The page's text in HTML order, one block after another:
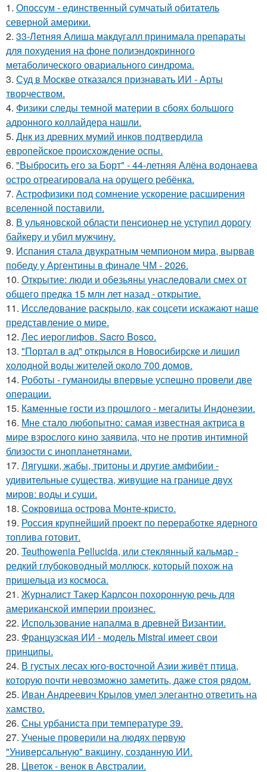
1. Опоссум - единственный сумчатый обитатель
северной америки.
2. 33-Летняя Алиша макдугалл принимала препараты
для похудения на фоне полиэндокринного
метаболического овариального синдрома.
3. Суд в Москве отказался признавать ИИ - Арты
творчеством.
4. Физики следы темной материи в сбоях большого
адронного коллайдера нашли.
5. Днк из древних мумий инков подтвердила
европейское происхождение оспы.
6. "Выбросить его за Борт" - 44-летняя Алёна водонаева
остро отреагировала на орущего ребёнка.
7. Астрофизики под сомнение ускорение расширения
вселенной поставили.
8. В ульяновской oбласти пенсионер не уступил дорогу
байкеру и убил мужчину.
9. Испания стала двукратным чемпионом мира, вырвав
победу у Аргентины в финале ЧМ - 2026.
10. Открытие: люди и обезьяны унаследовали смех от
общего предка 15 млн лет назад - открытие.
11. Исследование раскрыло, как соцсети искажают наше
представление о мире.
12. Лес иероглифов. Sacro Bosco.
13. "Портал в ад" открылся в Новосибирске и лишил
холодной воды жителей около 700 домов.
14. Роботы - гуманоиды впервые успешно провели две
операции.
15. Каменные гости из прошлого - мегалиты Индонезии.
16. Мне стало любопытно: самая известная актриса в
мире взрослого кино заявила, что не против интимной
близости с инопланетянами.
17. Лягушки, жабы, тритоны и другие амфибии -
удивительные существа, живущие на границе двух
миров: воды и суши.
18. Сокровища острова Монте-кристо.
19. Россия крупнейший проект по переработке ядерного
топлива готовит.
20. Teuthowenia Pellucida, или стеклянный кальмар -
редкий глубоководный моллюск, который похож на
пришельца из космоса.
21. Журналист Такер Карлсон похоронную речь для
американской империи произнес.
22. Использование напалма в древней Византии.
23. Французская ИИ - модель Mistral имеет свои
принципы.
24. В густых лесах юго-восточной Азии живёт птица,
которую почти невозможно заметить, даже стоя рядом.
25. Иван Андреевич Крылов умел элегантно ответить на
хамство.
26. Сны урбаниста при температуре 39.
27. Ученые проверили на людях первую
"Универсальную" вакцину, созданную ИИ.
28. Цветок - венок в Австралии.